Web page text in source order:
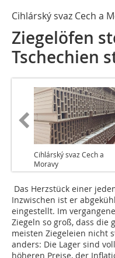
Cihlárský svaz Cech a
Ziegelöfen
Tschechien
Cihlárský svaz Cech a
Moravy
Das Herzstück einer
Inzwischen ist er
eingestellt. Im
Ziegeln so groß, dass die
meisten Ziegeleien nicht
anders: Die Lager sind
höheren Preise, der